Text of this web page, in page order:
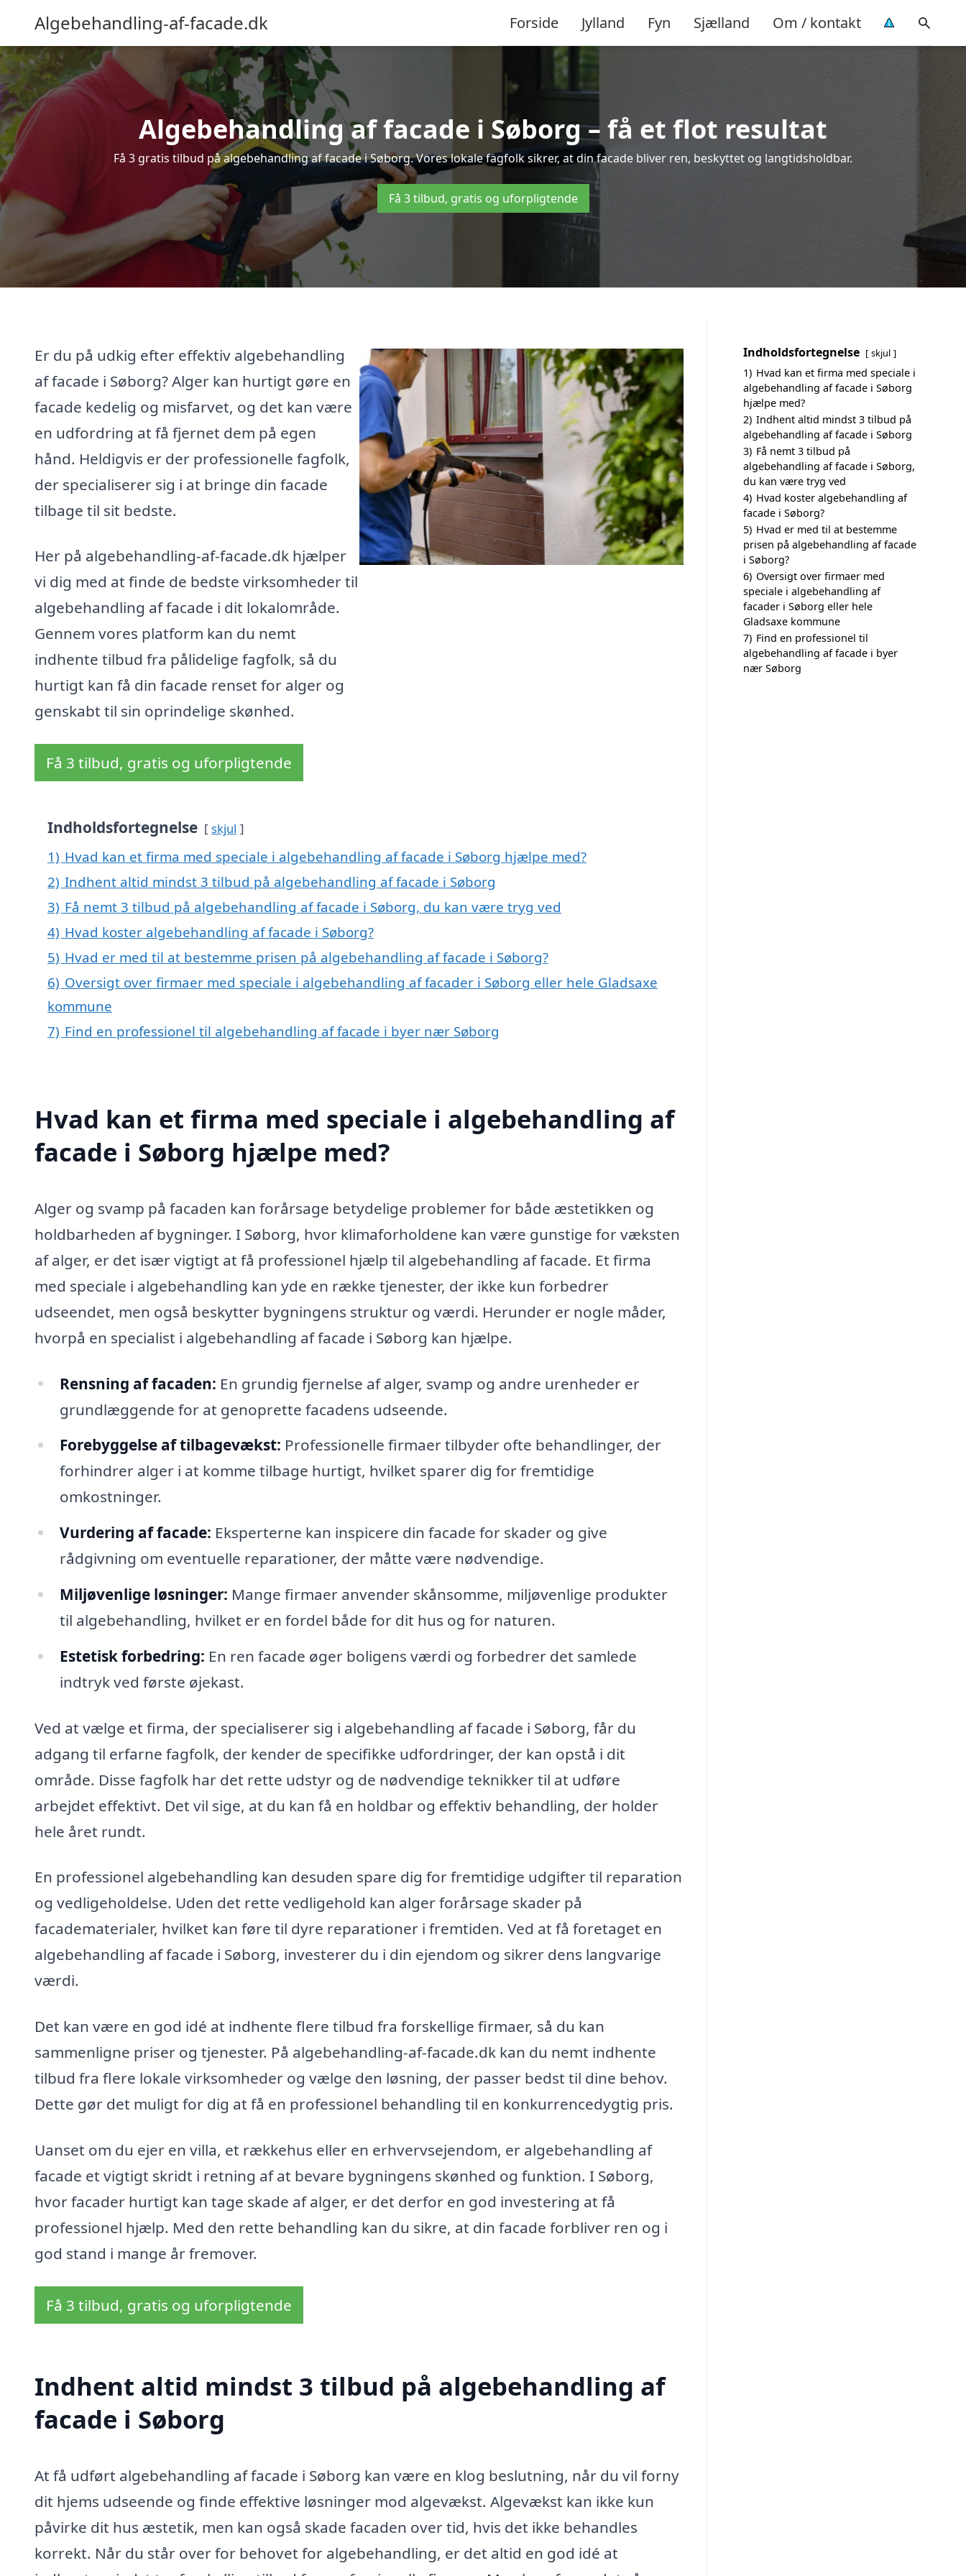
Algebehandling-af-facade.dk Forside Jylland Fyn Sjælland Om / kontakt
Algebehandling af facade i Søborg – få et flot resultat
Få 3 gratis tilbud på algebehandling af facade i Søborg. Vores lokale fagfolk sikrer, at din facade bliver ren, beskyttet og langtidsholdbar.
Få 3 tilbud, gratis og uforpligtende
Er du på udkig efter effektiv algebehandling
af facade i Søborg? Alger kan hurtigt gøre en
facade kedelig og misfarvet, og det kan være
en udfordring at få fjernet dem på egen
hånd. Heldigvis er der professionelle fagfolk,
der specialiserer sig i at bringe din facade
tilbage til sit bedste.
Her på algebehandling-af-facade.dk hjælper
vi dig med at finde de bedste virksomheder til
algebehandling af facade i dit lokalområde.
Gennem vores platform kan du nemt
indhente tilbud fra pålidelige fagfolk, så du
hurtigt kan få din facade renset for alger og
genskabt til sin oprindelige skønhed.
Få 3 tilbud, gratis og uforpligtende
Indholdsfortegnelse skjul
1) Hvad kan et firma med speciale i algebehandling af facade i Søborg hjælpe med?
2) Indhent altid mindst 3 tilbud på algebehandling af facade i Søborg
3) Få nemt 3 tilbud på algebehandling af facade i Søborg, du kan være tryg ved
4) Hvad koster algebehandling af facade i Søborg?
5) Hvad er med til at bestemme prisen på algebehandling af facade i Søborg?
6) Oversigt over firmaer med speciale i algebehandling af facader i Søborg eller hele Gladsaxe
kommune
7) Find en professionel til algebehandling af facade i byer nær Søborg
Hvad kan et firma med speciale i algebehandling af
facade i Søborg hjælpe med?
Alger og svamp på facaden kan forårsage betydelige problemer for både æstetikken og
holdbarheden af bygninger. I Søborg, hvor klimaforholdene kan være gunstige for væksten
af alger, er det især vigtigt at få professionel hjælp til algebehandling af facade. Et firma
med speciale i algebehandling kan yde en række tjenester, der ikke kun forbedrer
udseendet, men også beskytter bygningens struktur og værdi. Herunder er nogle måder,
hvorpå en specialist i algebehandling af facade i Søborg kan hjælpe.
Rensning af facaden: En grundig fjernelse af alger, svamp og andre urenheder er
grundlæggende for at genoprette facadens udseende.
Forebyggelse af tilbagevækst: Professionelle firmaer tilbyder ofte behandlinger, der
forhindrer alger i at komme tilbage hurtigt, hvilket sparer dig for fremtidige
omkostninger.
Vurdering af facade: Eksperterne kan inspicere din facade for skader og give
rådgivning om eventuelle reparationer, der måtte være nødvendige.
Miljøvenlige løsninger: Mange firmaer anvender skånsomme, miljøvenlige produkter
til algebehandling, hvilket er en fordel både for dit hus og for naturen.
Estetisk forbedring: En ren facade øger boligens værdi og forbedrer det samlede
indtryk ved første øjekast.
Ved at vælge et firma, der specialiserer sig i algebehandling af facade i Søborg, får du
adgang til erfarne fagfolk, der kender de specifikke udfordringer, der kan opstå i dit
område. Disse fagfolk har det rette udstyr og de nødvendige teknikker til at udføre
arbejdet effektivt. Det vil sige, at du kan få en holdbar og effektiv behandling, der holder
hele året rundt.
En professionel algebehandling kan desuden spare dig for fremtidige udgifter til reparation
og vedligeholdelse. Uden det rette vedligehold kan alger forårsage skader på
facadematerialer, hvilket kan føre til dyre reparationer i fremtiden. Ved at få foretaget en
algebehandling af facade i Søborg, investerer du i din ejendom og sikrer dens langvarige
værdi.
Det kan være en god idé at indhente flere tilbud fra forskellige firmaer, så du kan
sammenligne priser og tjenester. På algebehandling-af-facade.dk kan du nemt indhente
tilbud fra flere lokale virksomheder og vælge den løsning, der passer bedst til dine behov.
Dette gør det muligt for dig at få en professionel behandling til en konkurrencedygtig pris.
Uanset om du ejer en villa, et rækkehus eller en erhvervsejendom, er algebehandling af
facade et vigtigt skridt i retning af at bevare bygningens skønhed og funktion. I Søborg,
hvor facader hurtigt kan tage skade af alger, er det derfor en god investering at få
professionel hjælp. Med den rette behandling kan du sikre, at din facade forbliver ren og i
god stand i mange år fremover.
Få 3 tilbud, gratis og uforpligtende
Indhent altid mindst 3 tilbud på algebehandling af
facade i Søborg
At få udført algebehandling af facade i Søborg kan være en klog beslutning, når du vil forny
dit hjems udseende og finde effektive løsninger mod algevækst. Algevækst kan ikke kun
påvirke dit hus æstetik, men kan også skade facaden over tid, hvis det ikke behandles
korrekt. Når du står over for behovet for algebehandling, er det altid en god idé at
Indholdsfortegnelse skjul
1) Hvad kan et firma med speciale i
algebehandling af facade i Søborg
hjælpe med?
2) Indhent altid mindst 3 tilbud på
algebehandling af facade i Søborg
3) Få nemt 3 tilbud på
algebehandling af facade i Søborg,
du kan være tryg ved
4) Hvad koster algebehandling af
facade i Søborg?
5) Hvad er med til at bestemme
prisen på algebehandling af facade
i Søborg?
6) Oversigt over firmaer med
speciale i algebehandling af
facader i Søborg eller hele
Gladsaxe kommune
7) Find en professionel til
algebehandling af facade i byer
nær Søborg